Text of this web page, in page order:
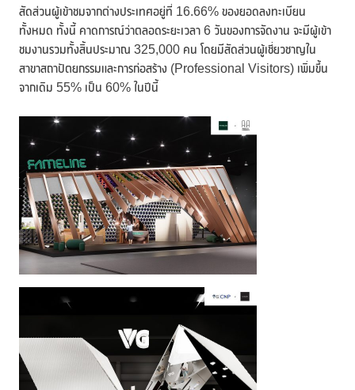
สัดส่วนผู้เข้าชมจากต่างประเทศอยู่ที่ 16.66% ของยอดลงทะเบียน
ทั้งหมด ทั้งนี้ คาดการณ์ว่าตลอดระยะเวลา 6 วันของการจัดงาน จะมีผู้เข้า
ชมงานรวมทั้งสิ้นประมาณ 325,000 คน โดยมีสัดส่วนผู้เชี่ยวชาญใน
สาขาสถาปัตยกรรมและการก่อสร้าง (Professional Visitors) เพิ่มขึ้น
จากเดิม 55% เป็น 60% ในปีนี้